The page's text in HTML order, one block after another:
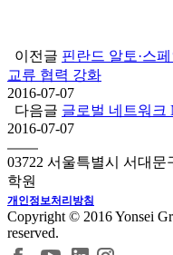
이전글 핀란드 알토·스
교류 협력 강화
2016-07-07
다음글 글로벌 네트워크
2016-07-07
03722 서울특별시 서대
학원
개인정보처리방침
Copyright © 2016 Yonsei
reserved.